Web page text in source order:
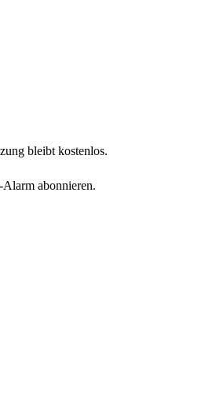
bleibt kostenlos.
abonnieren.